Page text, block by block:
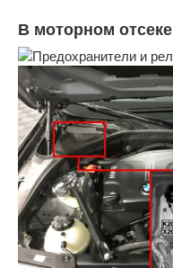
В моторном отсеке